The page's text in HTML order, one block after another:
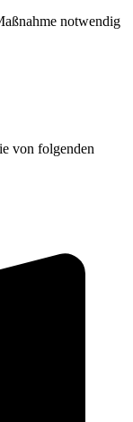
notwendig
von folgenden